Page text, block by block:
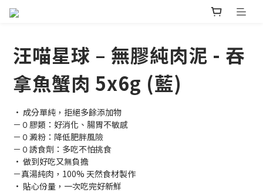
汪喵星球 – 無膠純肉泥 - 吞
拿魚蟹肉 5x6g (藍)
• 成分單純，拒絕多餘添加物
－０膠類：好消化、腸胃不敏感
－０澱粉：降低肥胖風險
－０誘食劑：多吃不怕挑食
• 做到好吃又無負擔
－真湯純肉，100% 天然食材製作
• 貼心份量，一次吃完好新鮮